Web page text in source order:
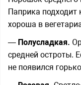
Паприка
хороша в
— Полусладкая.
средней остроты.
не появился